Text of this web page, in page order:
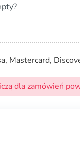
Mastercard,
dla zamówień